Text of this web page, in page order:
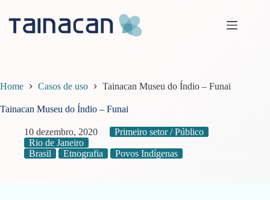
conteúdo
Home Casos de uso Tainacan Museu do Índio – Funai
Tainacan Museu do Índio – Funai
10 dezembro, 2020
Primeiro setor / Público
Rio de Janeiro
Brasil
Etnografia Povos Indígenas